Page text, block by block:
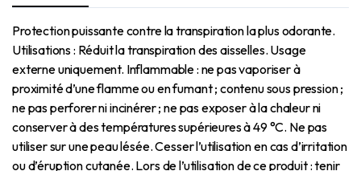
Protection puissante contre la transpiration la plus odorante.
Utilisations : Réduit la transpiration des aisselles. Usage
externe uniquement. Inflammable : ne pas vaporiser à
proximité d’une flamme ou en fumant ; contenu sous pression ;
ne pas perforer ni incinérer ; ne pas exposer à la chaleur ni
conserver à des températures supérieures à 49 °C. Ne pas
utiliser sur une peau lésée. Cesser l’utilisation en cas d’irritation
ou d’éruption cutanée. Lors de l’utilisation de ce produit : tenir